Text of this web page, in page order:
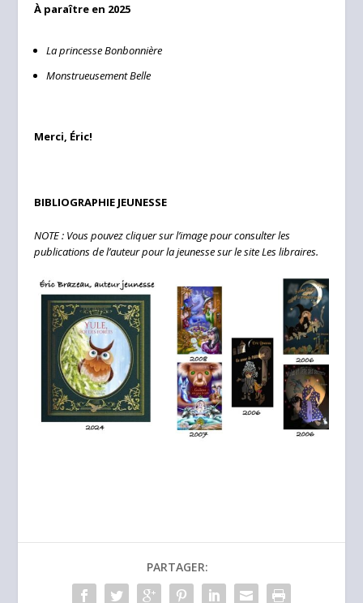
À paraître en 2025
La princesse Bonbonnière
Monstrueusement Belle
Merci, Éric!
BIBLIOGRAPHIE JEUNESSE
NOTE : Vous pouvez cliquer sur l’image pour consulter les
publications de l’auteur pour la jeunesse sur le site Les libraires.
PARTAGER: